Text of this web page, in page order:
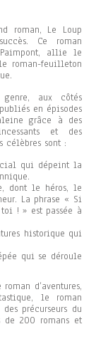
roman, Le Loup
Ce roman
allie le
roman-feuilleton
aux côtés
en épisodes
grâce à des
et des
célèbres sont :
qui dépeint la
dont le héros, le
La phrase « Si
! » est passée à
historique qui
qui se déroule
d’aventures,
le roman
précurseurs du
de 200 romans et